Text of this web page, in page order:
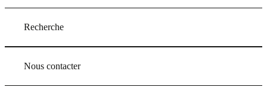
Recherche
Nous contacter